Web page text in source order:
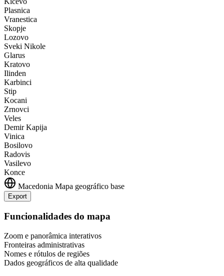
Plasnica
Vranestica
Skopje
Lozovo
Sveki Nikole
Glarus
Kratovo
Ilinden
Karbinci
Stip
Kocani
Zrnovci
Veles
Demir Kapija
Vinica
Bosilovo
Radovis
Vasilevo
Konce
Macedonia Mapa geográfico base
Export
+
Funcionalidades do mapa
Zoom e panorâmica interativos
Fronteiras administrativas
Nomes e rótulos de regiões
Dados geográficos de alta qualidade